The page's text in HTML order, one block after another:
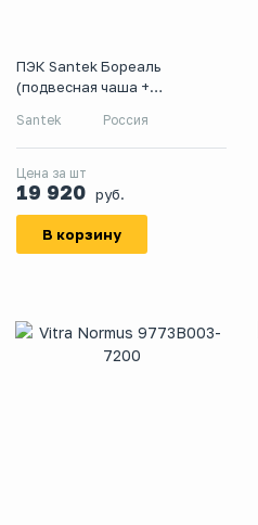
ПЭК Santek Бореаль
(подвесная чаша +
микролифт + панель белого
цвета)
Santek Россия
Цена за шт
19 920 руб.
В корзину